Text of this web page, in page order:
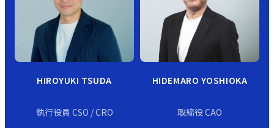
HIROYUKI TSUDA
執行役員 CSO / CRO
HIDEMARO YOSHIOKA
取締役 CAO